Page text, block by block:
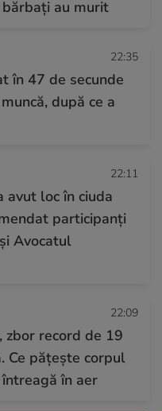
bărbați au murit
22:35
în 47 de secunde
după ce a
22:11
avut loc în ciuda
participanți
Avocatul
22:09
zbor record de 19
Ce pățește corpul
în aer